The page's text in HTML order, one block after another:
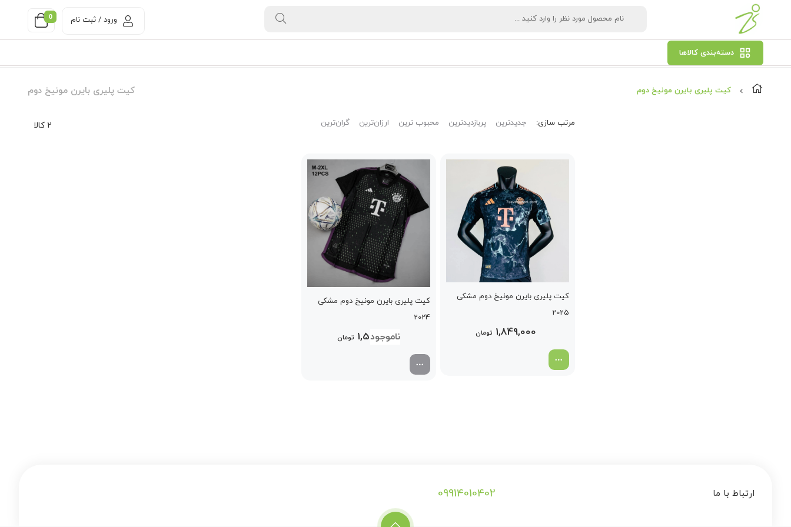
0 ورود / ثبت نام
دسته‌بندی کالاها
کیت پلیری بایرن مونیخ دوم کیت پلیری بایرن مونیخ دوم
2 کالا مرتب‌ سازی: جدیدترین پربازدیدترین محبوب ترین ارزان‌ترین گران‌ترین
کیت پلیری بایرن مونیخ دوم مشکی
2025
1,849,000 تومان
کیت پلیری بایرن مونیخ دوم مشکی
2024
1,599,000 تومان
ارتباط با ما 09914010402